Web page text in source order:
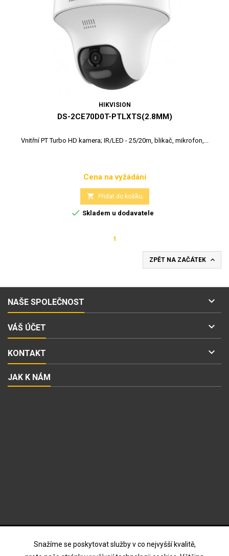
Snažíme se poskytovat služby v co nejvyšší kvalitě,
HIKVISION
DS-2CE70D0T-PTLXTS(2.8MM)
Vnitřní PT Turbo HD kamera; IR/LED - 25/20m, blikač, mikrofon,...
Cena
Cena na vyžádání
 Přidat do košíku
 Skladem u dodavatele
1
ZPĚT NA ZAČÁTEK 
NAŠE SPOLEČNOST 
VÁŠ ÚČET 
KONTAKT 
JAK K NÁM